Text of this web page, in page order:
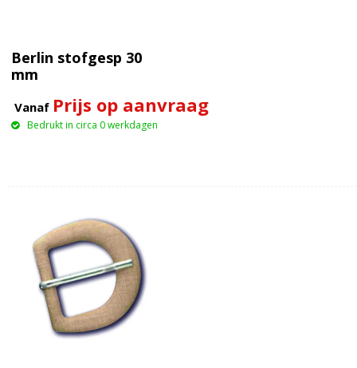
Berlin stofgesp 30
mm
Vanaf Prijs op aanvraag
Bedrukt in circa 0 werkdagen